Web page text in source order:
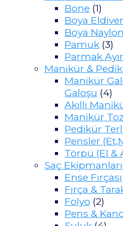
Bone (1)
Boya
Boya
Pamuk (3)
Parmak
Manikür &
Manikür
Galoşu (4)
Akıllı
Manikür
Pedikür
Pensler
Törpü (El &
Saç Ekipmanları
Ense Fırçası
Fırça &
Folyo (2)
Pens &